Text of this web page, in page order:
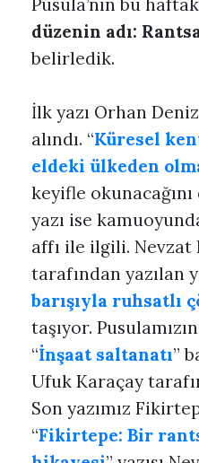
Pusula’nın bu
düzenin adı:
belirledik.
İlk yazı Orhan
alındı. “Küresel
eldeki ülkeden
keyifle
yazı ise
affı ile ilgili.
tarafından yazılan
barışıyla ruhsatlı
taşıyor.
“İnşaat saltanatı”
Ufuk Karaçay
Son yazımız
“Fikirtepe: Bir